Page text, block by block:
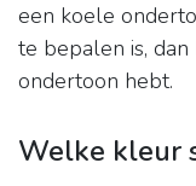
een koele
te bepalen is,
ondertoon hebt.
Welke kleur